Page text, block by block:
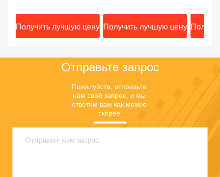
13x75 мм, образец
крови
Получить лучшую цену
быстрая сепарация
активатор сгустка гель-
сепаратор
Получить лучшую цену
кровь
Отправьте запрос
Пожалуйста, отправьте
нам свой запрос, и мы
ответим вам как можно
скорее.